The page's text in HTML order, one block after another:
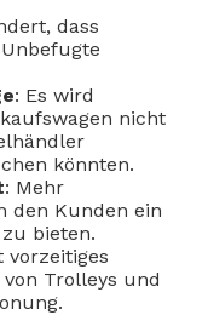
dass
: Es wird
nicht
könnten.
: Mehr
den Kunden ein
bieten.
vorzeitiges
Trolleys und